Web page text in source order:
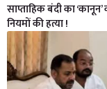
साप्ताहिक बंदी का
नियमों की हत्या !